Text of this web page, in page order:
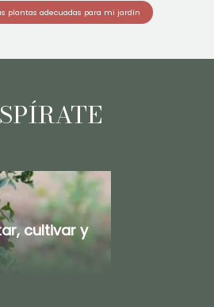
plantas adecuadas para mi jardín
cultivar y